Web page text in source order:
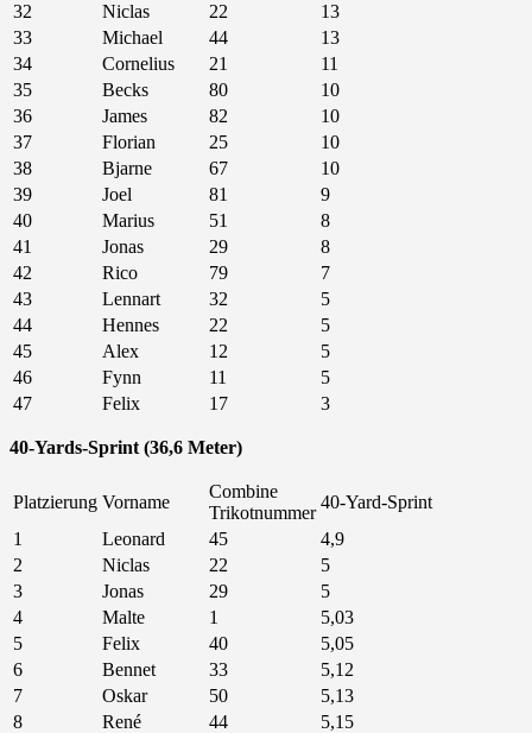
32 Niclas 22
13
33
Michael 44
13
34
Cornelius 21
11
35
Becks 80
10
36
James 82
10
37
Florian 25
10
38
Bjarne 67
10
39
Joel 81
9
40
Marius 51
8
41
Jonas 29
8
42
Rico 79
7
43
Lennart 32
5
44
Hennes 22
5
45
Alex 12
5
46
Fynn 11
5
47
Felix 17 3
40-Yards-Sprint (36,6 Meter)
Platzierung Vorname
Combine
Trikotnummer
40-Yard-Sprint
1
Leonard 45
4,9
2
Niclas 22
5
3
Jonas 29
5
4
Malte 1
5,03
5
Felix 40
5,05
6
Bennet 33
5,12
7
Oskar 50
5,13
8
René 44
5,15